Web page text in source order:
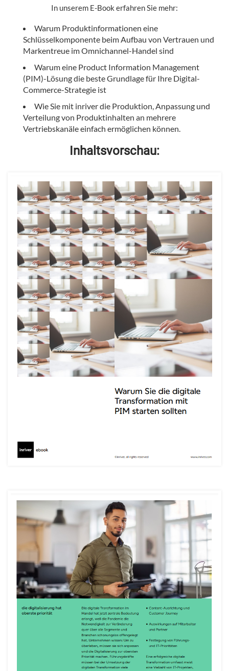
In unserem E-Book erfahren Sie mehr:
Warum Produktinformationen eine
Schlüsselkomponente beim Aufbau von Vertrauen und
Markentreue im Omnichannel-Handel sind
Warum eine Product Information Management
(PIM)-Lösung die beste Grundlage für Ihre Digital-
Commerce-Strategie ist
Wie Sie mit inriver die Produktion, Anpassung und
Verteilung von Produktinhalten an mehrere
Vertriebskanäle einfach ermöglichen können.
Inhaltsvorschau: